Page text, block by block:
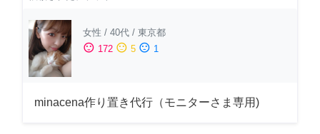
女性 / 40代 / 東京都
sentiment_satisfied 172 sentiment_neutral 5 sentiment_dissatisfied 1
minacena作り置き代行（モニターさま専用)